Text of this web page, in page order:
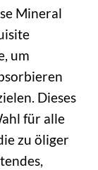
Mineral
um
Dieses
für alle
zu öliger